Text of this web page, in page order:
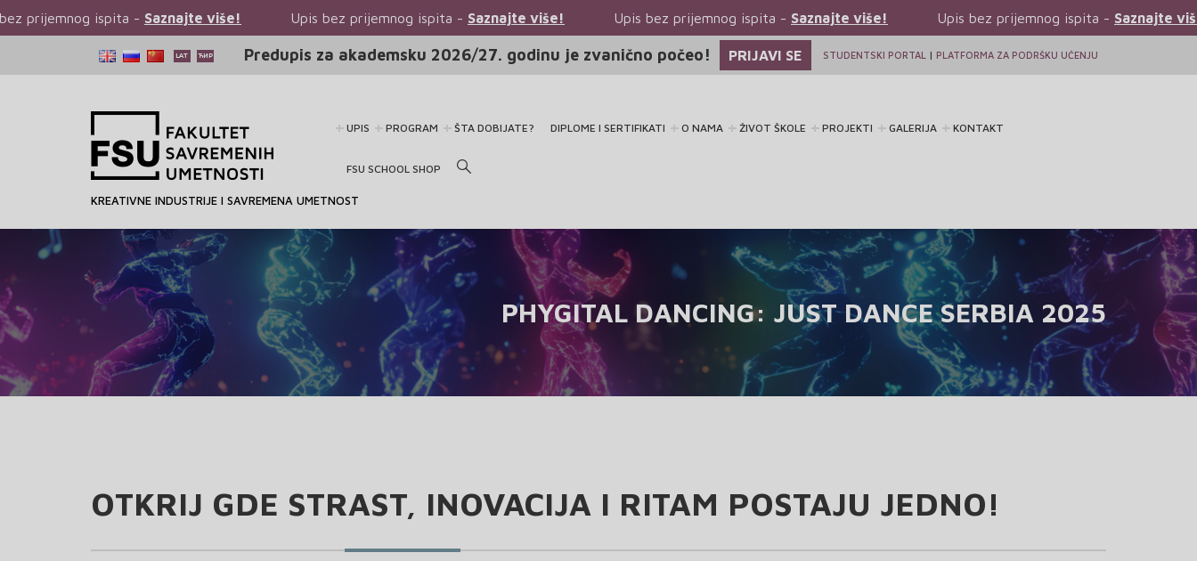
više! Upis bez prijemnog ispita -Saznajte više! Upis bez prijemnog ispita -Saznajte više! Upis bez prijemnog ispita -Saznajte više! Upis bez
Predupis za akademsku 2026/27. godinu je zvanično počeo! PRIJAVI SE STUDENTSKI PORTAL | PLATFORMA ZA PODRŠKU UČENJU
UPIS PROGRAM ŠTA DOBIJATE? DIPLOME I SERTIFIKATI O NAMA ŽIVOT ŠKOLE PROJEKTI GALERIJA KONTAKT
FSU SCHOOL SHOP
KREATIVNE INDUSTRIJE I SAVREMENA UMETNOST
PHYGITAL DANCING: JUST DANCE SERBIA 2025
OTKRIJ GDE STRAST, INOVACIJA I RITAM POSTAJU JEDNO!